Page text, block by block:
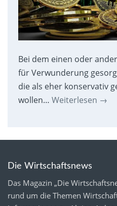
Bei dem einen oder
für Verwunderung
die als eher konservativ
wollen… Weiterlesen →
Die Wirtschaftsnews
Das Magazin „Die
rund um die Themen